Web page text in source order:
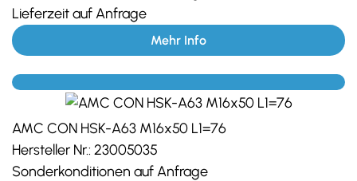
Lieferzeit auf Anfrage
Mehr Info
AMC CON HSK-A63 M16x50 L1=76
Hersteller Nr.: 23005035
Sonderkonditionen auf Anfrage